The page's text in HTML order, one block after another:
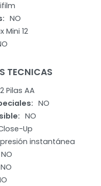
NO
Mini 12
TECNICAS
2 Pilas AA
NO
NO
Up
instantánea
NO
NO